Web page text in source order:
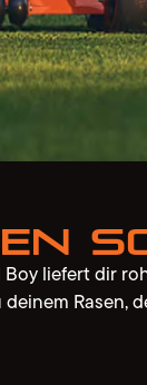
liefert dir
Rasen,